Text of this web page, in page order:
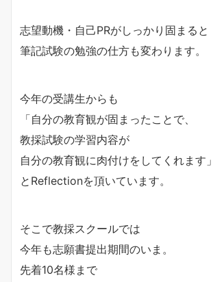
志望動機・自己PRがしっかり固まると
筆記試験の勉強の仕方も変わります。
今年の受講生からも
「自分の教育観が固まったことで、
教採試験の学習内容が
自分の教育観に肉付けをしてくれます」
とReflectionを頂いています。
そこで教採スクールでは
今年も志願書提出期間のいま。
先着10名様まで